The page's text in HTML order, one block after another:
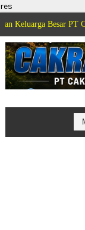
res
Besar PT Cakrawala